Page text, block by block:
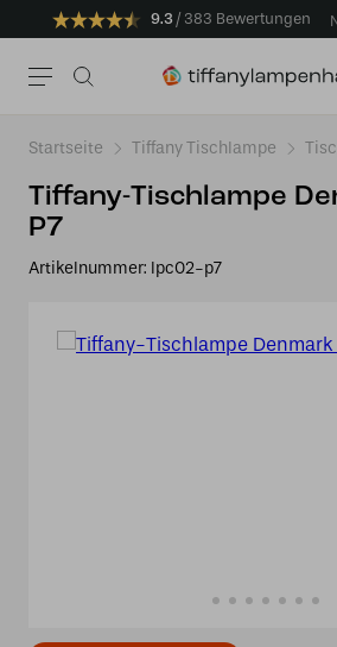
9.3 383 Bewertungen
Startseite Tiffany Tischlampe
Tiffany-Tischlampe
P7
Artikelnummer: lpc02-p7